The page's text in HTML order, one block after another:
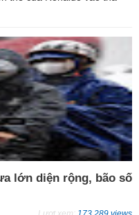
lớn diện rộng, bão số